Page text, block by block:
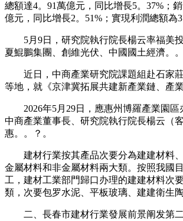
總額達4。91萬億元，同比增長5。37%；
億元，同比增長2。51%；實現利潤總額為
5月9日，研究院執行院長楊云率福美
夏鯤鵬集團、創維光伏、中國國土經濟。。
近日，中商產業研究院課題組赴石家莊
等地，就《京津冀拓展共建新產業鏈、產
2026年5月29日，應惠州博羅產業園區
中商產業董事長、研究院執行院長楊云（
惠。。？。
建材行業按其產品次要分為建建材料、
金屬材料和非金屬材料兩大類。按照我國
工，建材工業部門歸口办理的建建材料次
類，次要包罗水泥、平板玻璃、建建衛生陶
二、長春市建材行業發展前景阐发第二